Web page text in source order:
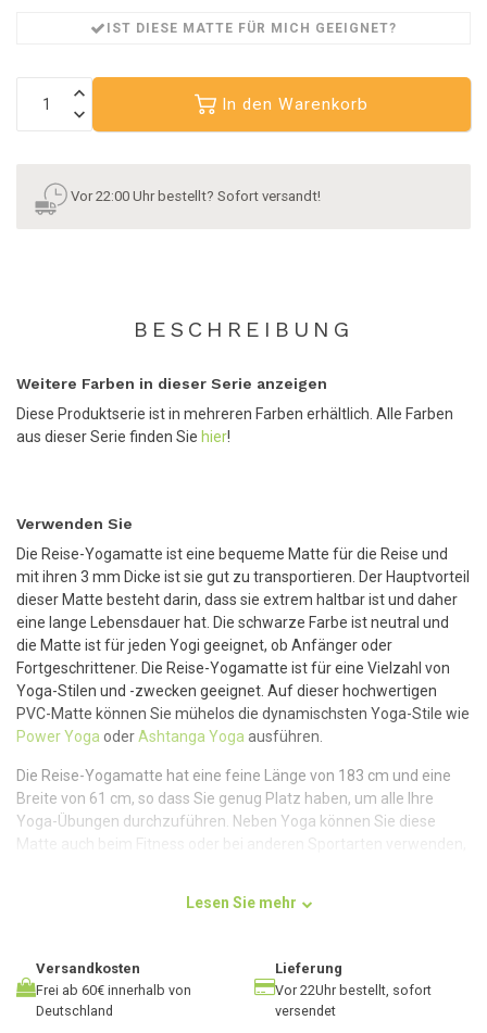
IST DIESE MATTE FÜR MICH GEEIGNET?
In den Warenkorb
Vor 22:00 Uhr bestellt? Sofort versandt!
BESCHREIBUNG
Weitere Farben in dieser Serie anzeigen
Diese Produktserie ist in mehreren Farben erhältlich. Alle Farben
aus dieser Serie finden Sie hier!
Verwenden Sie
Die Reise-Yogamatte ist eine bequeme Matte für die Reise und
mit ihren 3 mm Dicke ist sie gut zu transportieren. Der Hauptvorteil
dieser Matte besteht darin, dass sie extrem haltbar ist und daher
eine lange Lebensdauer hat. Die schwarze Farbe ist neutral und
die Matte ist für jeden Yogi geeignet, ob Anfänger oder
Fortgeschrittener. Die Reise-Yogamatte ist für eine Vielzahl von
Yoga-Stilen und -zwecken geeignet. Auf dieser hochwertigen
PVC-Matte können Sie mühelos die dynamischsten Yoga-Stile wie
Power Yoga oderAshtanga Yoga ausführen.
Die Reise-Yogamatte hat eine feine Länge von 183 cm und eine
Breite von 61 cm, so dass Sie genug Platz haben, um alle Ihre
Yoga-Übungen durchzuführen. Neben Yoga können Sie diese
Matte auch beim Fitness oder bei anderen Sportarten verwenden,
Sie machen einen Wochenendtrip zum Yoga oder in den Urlaub
und wollen nicht ohne Matte abreisen? Dann ist diese spezielle
Lesen Sie mehr
Versandkosten
Frei ab 60€ innerhalb von
Deutschland
Lieferung
Vor 22Uhr bestellt, sofort
versendet